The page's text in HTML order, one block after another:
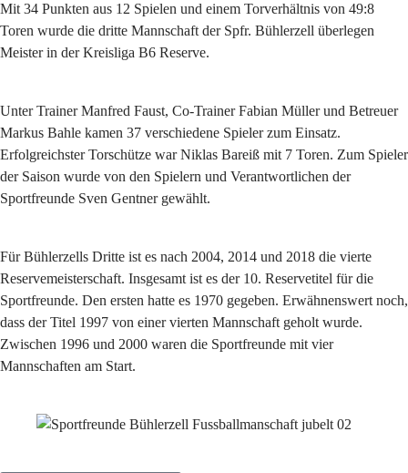
Mit 34 Punkten aus 12 Spielen und einem Torverhältnis von 49:8
Toren wurde die dritte Mannschaft der Spfr. Bühlerzell überlegen
Meister in der Kreisliga B6 Reserve.
Unter Trainer Manfred Faust, Co-Trainer Fabian Müller und Betreuer
Markus Bahle kamen 37 verschiedene Spieler zum Einsatz.
Erfolgreichster Torschütze war Niklas Bareiß mit 7 Toren. Zum Spieler
der Saison wurde von den Spielern und Verantwortlichen der
Sportfreunde Sven Gentner gewählt.
Für Bühlerzells Dritte ist es nach 2004, 2014 und 2018 die vierte
Reservemeisterschaft. Insgesamt ist es der 10. Reservetitel für die
Sportfreunde. Den ersten hatte es 1970 gegeben. Erwähnenswert noch,
dass der Titel 1997 von einer vierten Mannschaft geholt wurde.
Zwischen 1996 und 2000 waren die Sportfreunde mit vier
Mannschaften am Start.